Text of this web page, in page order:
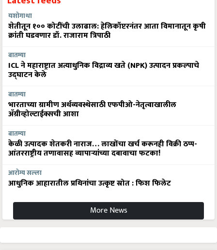
यशोगाथा
शेतीतून १०० कोटींची उलाढाल: हेलिकॉप्टरनंतर आता विमानातून कृषी
क्रांती घडवणार डॉ. राजाराम त्रिपाठी
बातम्या
ICL ने महाराष्ट्रात अत्याधुनिक विद्राव्य खते (NPK) उत्पादन प्रकल्पाचे
उद्घाटन केले
बातम्या
भारताच्या ग्रामीण अर्थव्यवस्थेसाठी एफपीओ-नेतृत्वाखालील
अ‍ॅग्रीव्होल्टाईक्सची आशा
बातम्या
केळी उत्पादक शेतकरी नाराज… लाखोंचा खर्च करूनही विक्री ठप्प-
आंतरराष्ट्रीय तणावासह व्यापाऱ्यांच्या दबावाचा फटका!
आरोग्य सल्ला
आधुनिक आहारातील प्रथिनांचा उत्कृष्ट स्रोत : फिश फिलेट
More News